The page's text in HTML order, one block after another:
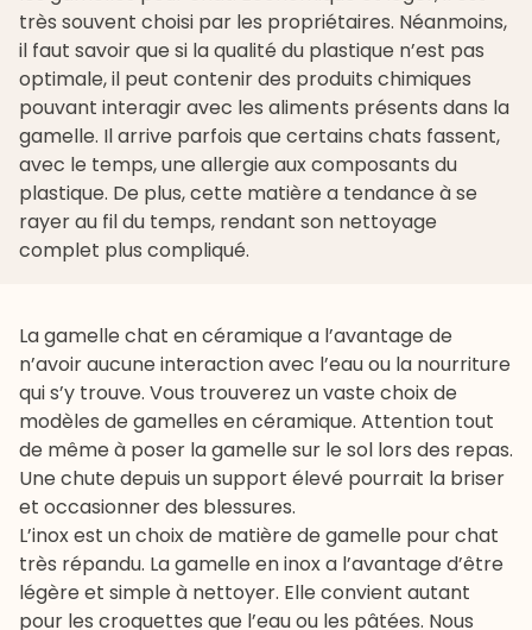
très souvent choisi par les propriétaires. Néanmoins,
il faut savoir que si la qualité du plastique n’est pas
optimale, il peut contenir des produits chimiques
pouvant interagir avec les aliments présents dans la
gamelle. Il arrive parfois que certains chats fassent,
avec le temps, une allergie aux composants du
plastique. De plus, cette matière a tendance à se
rayer au fil du temps, rendant son nettoyage
complet plus compliqué.
La gamelle chat en céramique a l’avantage de
n’avoir aucune interaction avec l’eau ou la nourriture
qui s’y trouve. Vous trouverez un vaste choix de
modèles de gamelles en céramique. Attention tout
de même à poser la gamelle sur le sol lors des repas.
Une chute depuis un support élevé pourrait la briser
et occasionner des blessures.
L’inox est un choix de matière de gamelle pour chat
très répandu. La gamelle en inox a l’avantage d’être
légère et simple à nettoyer. Elle convient autant
pour les croquettes que l’eau ou les pâtées. Nous